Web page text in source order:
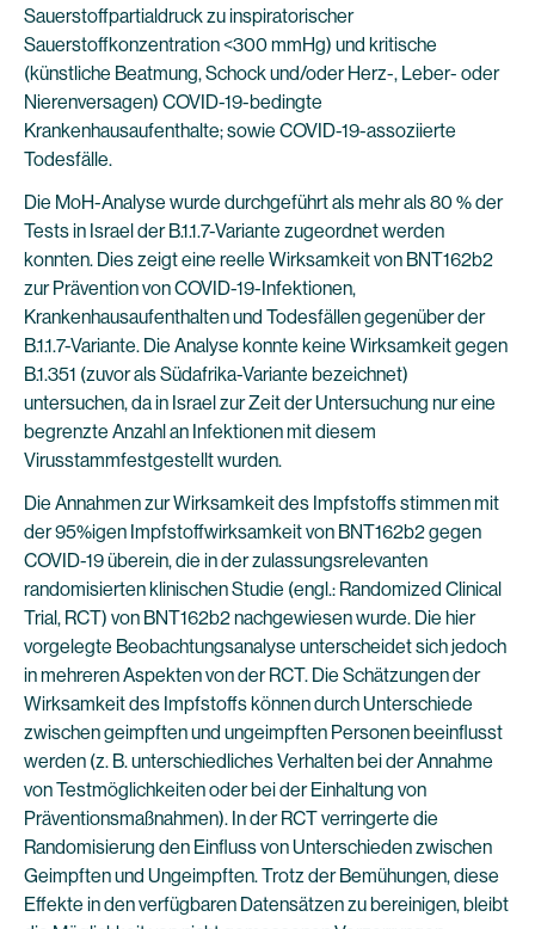
Sauerstoffpartialdruck zu inspiratorischer
Sauerstoffkonzentration <300 mmHg) und kritische
(künstliche Beatmung, Schock und/oder Herz-, Leber- oder
Nierenversagen) COVID-19-bedingte
Krankenhausaufenthalte; sowie COVID-19-assoziierte
Todesfälle.
Die MoH-Analyse wurde durchgeführt als mehr als 80 % der
Tests in Israel der B.1.1.7-Variante zugeordnet werden
konnten. Dies zeigt eine reelle Wirksamkeit von BNT162b2
zur Prävention von COVID-19-Infektionen,
Krankenhausaufenthalten und Todesfällen gegenüber der
B.1.1.7-Variante. Die Analyse konnte keine Wirksamkeit gegen
B.1.351 (zuvor als Südafrika-Variante bezeichnet)
untersuchen, da in Israel zur Zeit der Untersuchung nur eine
begrenzte Anzahl an Infektionen mit diesem
Virusstammfestgestellt wurden.
Die Annahmen zur Wirksamkeit des Impfstoffs stimmen mit
der 95%igen Impfstoffwirksamkeit von BNT162b2 gegen
COVID-19 überein, die in der zulassungsrelevanten
randomisierten klinischen Studie (engl.: Randomized Clinical
Trial, RCT) von BNT162b2 nachgewiesen wurde. Die hier
vorgelegte Beobachtungsanalyse unterscheidet sich jedoch
in mehreren Aspekten von der RCT. Die Schätzungen der
Wirksamkeit des Impfstoffs können durch Unterschiede
zwischen geimpften und ungeimpften Personen beeinflusst
werden (z. B. unterschiedliches Verhalten bei der Annahme
von Testmöglichkeiten oder bei der Einhaltung von
Präventionsmaßnahmen). In der RCT verringerte die
Randomisierung den Einfluss von Unterschieden zwischen
Geimpften und Ungeimpften. Trotz der Bemühungen, diese
Effekte in den verfügbaren Datensätzen zu bereinigen, bleibt